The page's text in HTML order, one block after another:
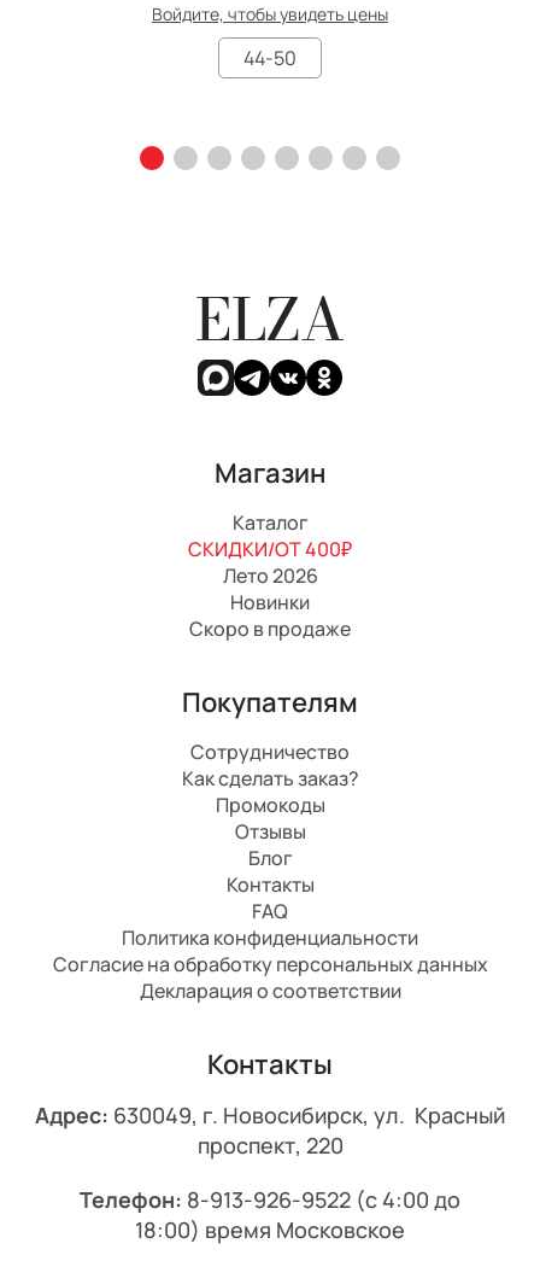
Войдите, чтобы увидеть цены
44-50
ELZA
Магазин
Каталог
СКИДКИ/ОТ 400₽
Лето 2026
Новинки
Скоро в продаже
Покупателям
Сотрудничество
Как сделать заказ?
Промокоды
Отзывы
Блог
Контакты
FAQ
Политика конфиденциальности
Согласие на обработку персональных данных
Декларация о соответствии
Контакты
Адрес: 630049, г. Новосибирск, ул. Красный
проспект, 220
Телефон: 8-913-926-9522 (с 4:00 до
18:00) время Московское